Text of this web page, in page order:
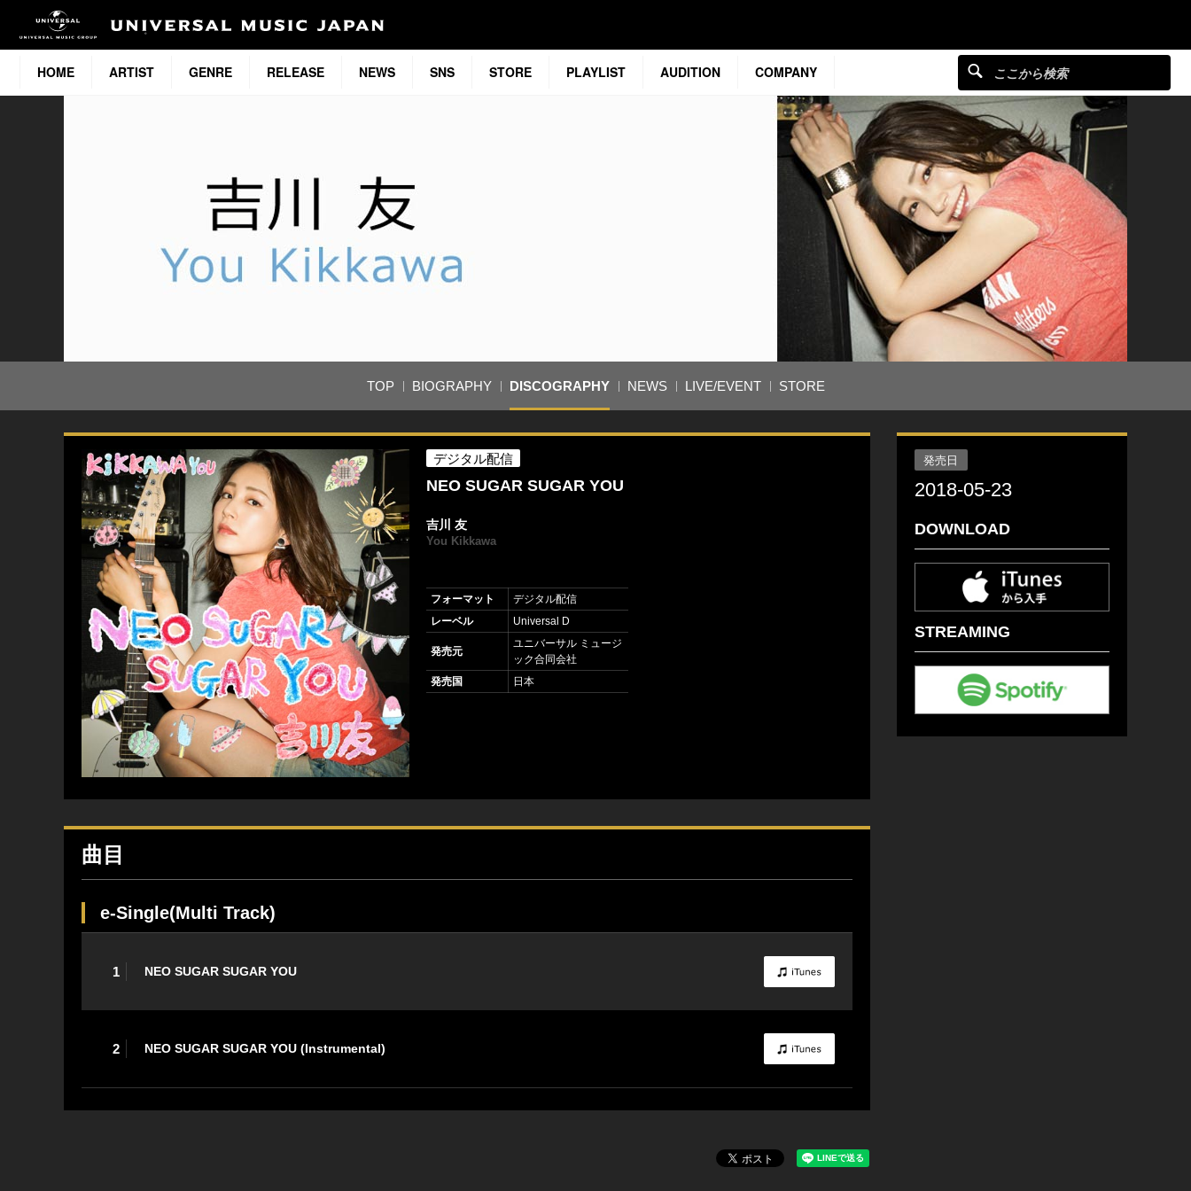
HOME ARTIST GENRE RELEASE NEWS SNS STORE PLAYLIST AUDITION COMPANY
TOP BIOGRAPHY DISCOGRAPHY NEWS LIVE/EVENT STORE
デジタル配信
NEO SUGAR SUGAR YOU
吉川 友
You Kikkawa
フォーマット
デジタル配信
レーベル
Universal D
発売元
ユニバーサル ミュージ
ック合同会社
発売国
日本
曲目
e-Single(Multi Track)
1 NEO SUGAR SUGAR YOU
2 NEO SUGAR SUGAR YOU (Instrumental)
発売日
2018-05-23
DOWNLOAD
STREAMING